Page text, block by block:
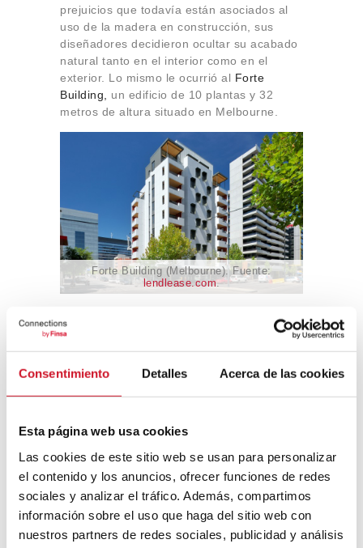
Consentimiento Detalles Acerca de las cookies
Esta página web usa cookies
Las cookies de este sitio web se usan para personalizar
el contenido y los anuncios, ofrecer funciones de redes
sociales y analizar el tráfico. Además, compartimos
información sobre el uso que haga del sitio web con
nuestros partners de redes sociales, publicidad y análisis
prejuicios que todavía están asociados al
uso de la madera en construcción, sus
diseñadores decidieron ocultar su acabado
natural tanto en el interior como en el
exterior. Lo mismo le ocurrió al Forte
Building
un edificio de 10 plantas y 32
metros de altura situado en Melbourne.
Forte Building (Melbourne). Fuente:
lendlease.com.
El rascacielos de madera
más alto del mundo está en
la madera se hace visible en el exterior y el
interior, como en la residencia de
estudiantes Brock Commonsen Vancouver.
Con 53 metros de altura, se acaba de
convertir en el rascacielos de madera más